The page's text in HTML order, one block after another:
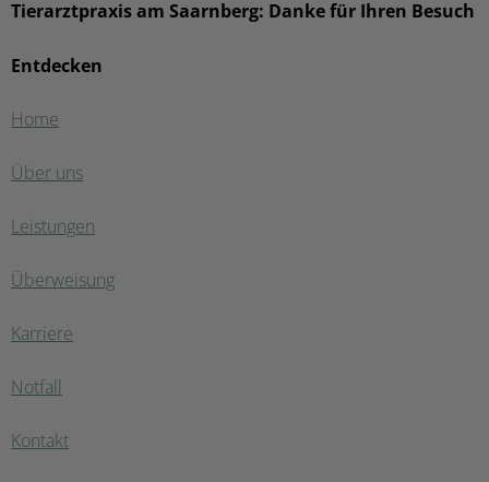
Entdecken
Home
Über uns
Leistungen
Überweisung
Karriere
Notfall
Kontakt
Tierarztpraxis am Saarnberg: Danke für Ihren Besuch